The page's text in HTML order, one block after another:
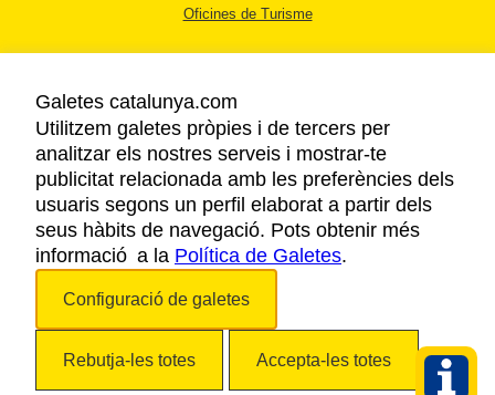
Oficines de Turisme
AVÍS LEGAL
POLÍTICA DE PRIVACITAT
COOKIES
ACCESSIBILITAT
Galetes catalunya.com
Utilitzem galetes pròpies i de tercers per
analitzar els nostres serveis i mostrar-te
publicitat relacionada amb les preferències dels
usuaris segons un perfil elaborat a partir dels
seus hàbits de navegació. Pots obtenir més
informació a la Política de Galetes.
Configuració de galetes
Rebutja-les totes Accepta-les totes